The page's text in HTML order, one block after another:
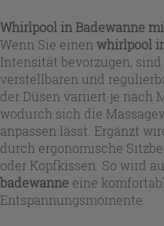
Whirlpool in Badewanne
Wenn Sie einen whirlpool
Intensität bevorzugen,
verstellbaren und
der Düsen variiert je nach
wodurch sich die
anpassen lässt. Ergänzt
durch ergonomische
oder Kopfkissen. So wird
badewanne eine
Entspannungsmomente.